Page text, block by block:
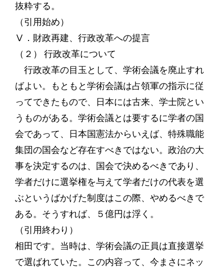
抜粋する。
（引用始め）
Ⅴ．財政再建、行政改革への提言
（２） 行政改革について
行政改革の目玉として、学術会議を廃止すれ
ばよい。もともと学術会議は占領軍の指示に従
ってできたもので、日本には古来、学士院とい
うものがある。学術会議とは要するに学者の国
会であって、日本国憲法からいえば、特殊職能
集団の国会など存在すべきではない。政治の大
事を決定するのは、国会で決めるべきであり、
学者だけに選挙権を与えて学者だけの代表を選
ぶというばかげた制度はこの際、やめるべきで
ある。そうすれば、５億円は浮く。
（引用終わり）
相田です。当時は、学術会議の正員は直接選挙
で選ばれていた。この内容って、今まさにネッ